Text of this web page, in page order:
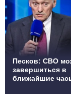
Песков: СВО
завершиться в
ближайшие